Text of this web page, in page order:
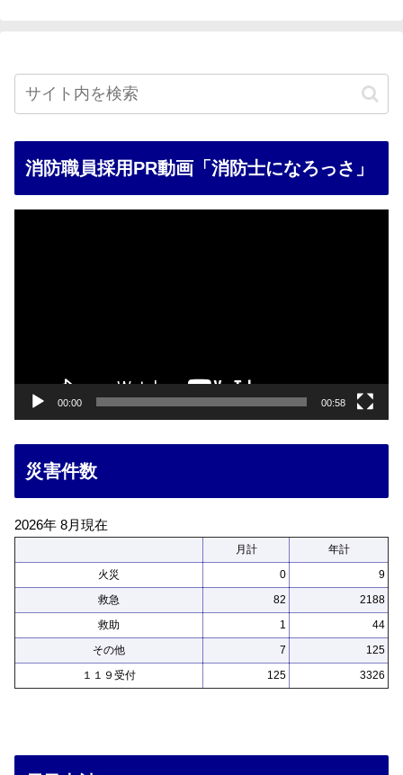
消防職員採用PR動画「消防士になろっさ」
00:00 00:58
災害件数
2026年 8月現在
月計
年計
火災
0
9
救急
82
2188
救助
1
44
その他
7
125
１１９受付
125 3326